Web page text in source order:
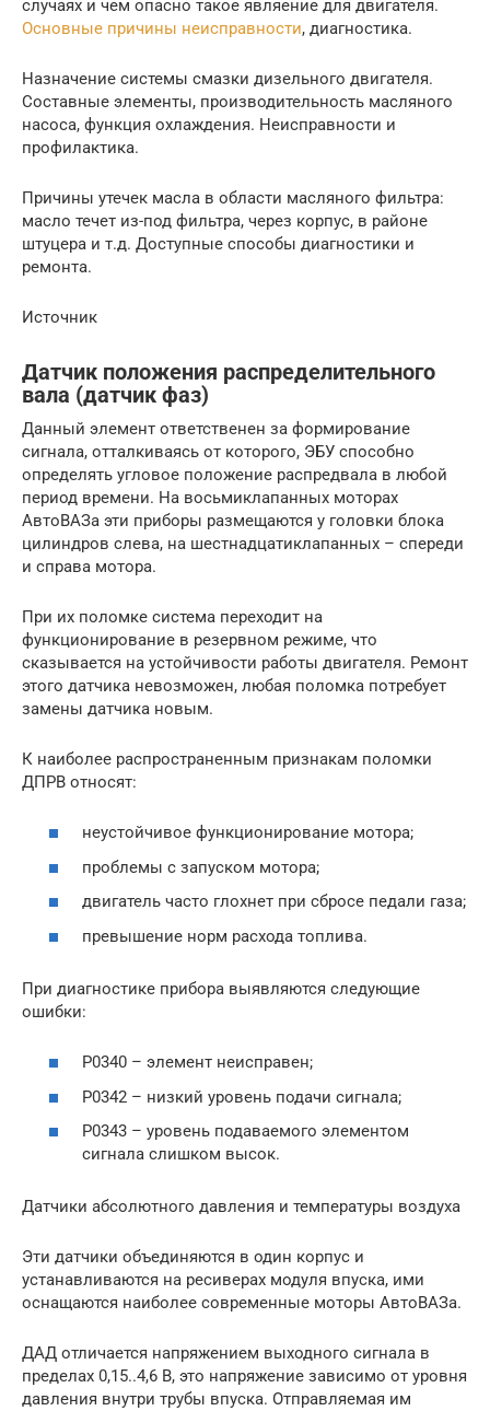
случаях и чем опасно такое являение для двигателя.
Основные причины неисправности, диагностика.
Назначение системы смазки дизельного двигателя.
Составные элементы, производительность масляного
насоса, функция охлаждения. Неисправности и
профилактика.
Причины утечек масла в области масляного фильтра:
масло течет из-под фильтра, через корпус, в районе
штуцера и т.д. Доступные способы диагностики и
ремонта.
Источник
Датчик положения распределительного
вала (датчик фаз)
Данный элемент ответственен за формирование
сигнала, отталкиваясь от которого, ЭБУ способно
определять угловое положение распредвала в любой
период времени. На восьмиклапанных моторах
АвтоВАЗа эти приборы размещаются у головки блока
цилиндров слева, на шестнадцатиклапанных – спереди
и справа мотора.
При их поломке система переходит на
функционирование в резервном режиме, что
сказывается на устойчивости работы двигателя. Ремонт
этого датчика невозможен, любая поломка потребует
замены датчика новым.
К наиболее распространенным признакам поломки
ДПРВ относят:
неустойчивое функционирование мотора;
проблемы с запуском мотора;
двигатель часто глохнет при сбросе педали газа;
превышение норм расхода топлива.
При диагностике прибора выявляются следующие
ошибки:
Р0340 – элемент неисправен;
Р0342 – низкий уровень подачи сигнала;
Р0343 – уровень подаваемого элементом
сигнала слишком высок.
Датчики абсолютного давления и температуры воздуха
Эти датчики объединяются в один корпус и
устанавливаются на ресиверах модуля впуска, ими
оснащаются наиболее современные моторы АвтоВАЗа.
ДАД отличается напряжением выходного сигнала в
пределах 0,15..4,6 В, это напряжение зависимо от уровня
давления внутри трубы впуска. Отправляемая им